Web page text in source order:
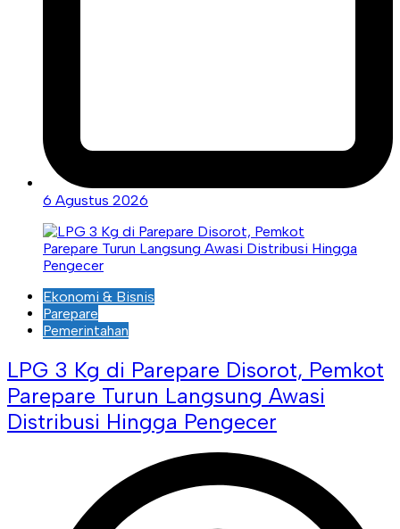
6 Agustus 2026
Ekonomi & Bisnis
Parepare
Pemerintahan
LPG 3 Kg di Parepare Disorot, Pemkot
Parepare Turun Langsung Awasi
Distribusi Hingga Pengecer